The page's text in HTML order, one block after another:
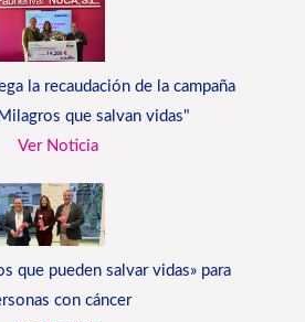
la recaudación de la campaña
que salvan vidas"
Ver Noticia
que pueden salvar vidas» para
con cáncer